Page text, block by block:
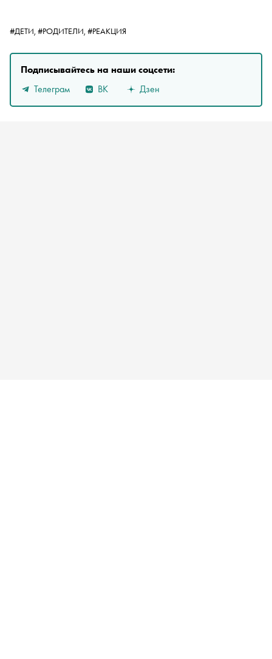
#ДЕТИ, #РОДИТЕЛИ, #РЕАКЦИЯ
Подписывайтесь на наши соцсети:
Телеграм
ВК Дзен